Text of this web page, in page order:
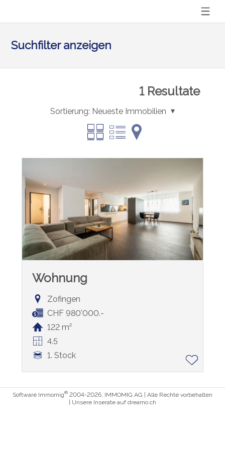
Suchfilter anzeigen
1Resultate
Sortierung: Neueste Immobilien
Wohnung
Zofingen
CHF 980'000.-
122 m²
4.5
1. Stock
Software Immomig® 2004-2026, IMMOMIG AG | Alle Rechte vorbehalten
| Unsere Inserate auf dreamo.ch